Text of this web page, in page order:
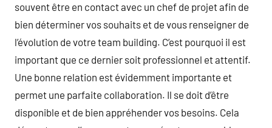
souvent être en contact avec un chef de projet afin de
bien déterminer vos souhaits et de vous renseigner de
l’évolution de votre team building. C’est pourquoi il est
important que ce dernier soit professionnel et attentif.
Une bonne relation est évidemment importante et
permet une parfaite collaboration. Il se doit d’être
disponible et de bien appréhender vos besoins. Cela